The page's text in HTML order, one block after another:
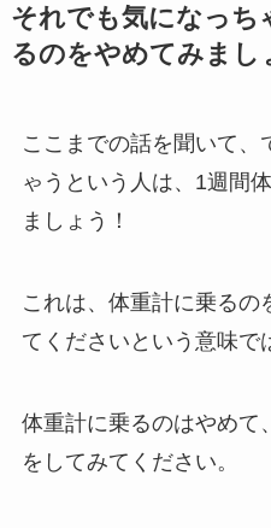
それでも気になっち
るのをやめてみまし
ここまでの話を聞いて、
ゃうという人は、1週間
ましょう！
これは、体重計に乗るの
てくださいという意味で
体重計に乗るのはやめて
をしてみてください。